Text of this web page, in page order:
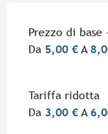
Tariffe 2026
Prezzo di
Da 5,00 € A
Tariffa ridotta
Da 3,00 € A